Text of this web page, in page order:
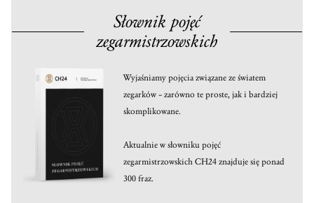
Słownik pojęć
zegarmistrzowskich
Wyjaśniamy pojęcia związane ze światem
zegarków – zarówno te proste, jak i bardziej
skomplikowane.
Aktualnie w słowniku pojęć
zegarmistrzowskich CH24 znajduje się ponad
300 fraz.